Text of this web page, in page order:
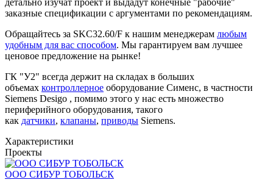
заказные спецификации с аргументами по рекомендациям.
Обращайтесь за SKC32.60/F к нашим менеджерам любым
удобным для вас способом. Мы гарантируем вам лучшее
ценовое предложение на рынке!
ГК "У2" всегда держит на складах в больших
объемах контроллерное оборудование Сименс, в частности
Siemens Desigo , помимо этого у нас есть множество
периферийного оборудования, такого
как датчики, клапаны, приводы Siemens.
Характеристики
Проекты
ООО СИБУР ТОБОЛЬСК